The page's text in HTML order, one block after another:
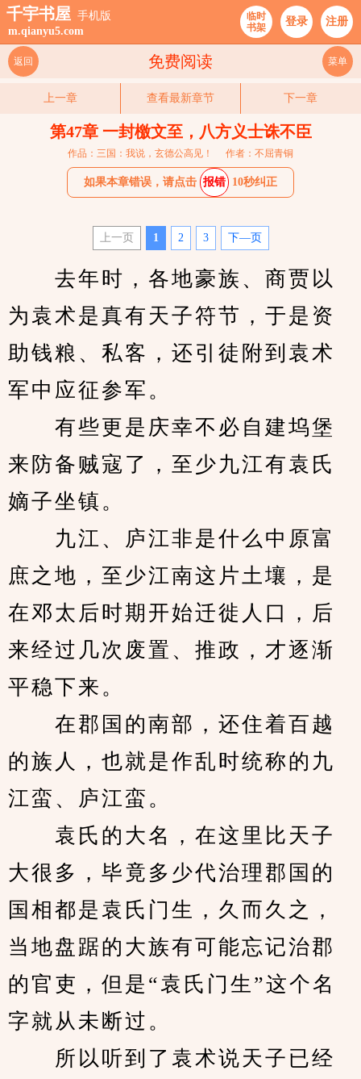
千宇书屋 手机版
m.qianyu5.com
临时
书架
登录 注册
免费阅读
返回 菜单
上一章 查看最新章节 下一章
第47章 一封檄文至，八方义士诛不臣
作品：三国：我说，玄德公高见！ 作者：不屈青铜
如果本章错误，请点击 报错 10秒纠正
上一页 1 2 3 下—页
去年时，各地豪族、商贾以
为袁术是真有天子符节，于是资
助钱粮、私客，还引徒附到袁术
军中应征参军。
有些更是庆幸不必自建坞堡
来防备贼寇了，至少九江有袁氏
嫡子坐镇。
九江、庐江非是什么中原富
庶之地，至少江南这片土壤，是
在邓太后时期开始迁徙人口，后
来经过几次废置、推政，才逐渐
平稳下来。
在郡国的南部，还住着百越
的族人，也就是作乱时统称的九
江蛮、庐江蛮。
袁氏的大名，在这里比天子
大很多，毕竟多少代治理郡国的
国相都是袁氏门生，久而久之，
当地盘踞的大族有可能忘记治郡
的官吏，但是“袁氏门生”这个名
字就从未断过。
所以听到了袁术说天子已经